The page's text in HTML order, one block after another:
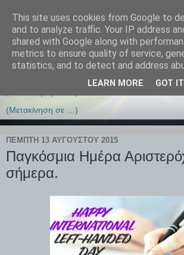
ΠΈΜΠΤΗ 13 ΑΥΓΟΎΣΤΟΥ 2015
Παγκόσμια Ημέρα
σήμερα.
This site uses cookies from Google to
and to analyze traffic. Your IP address
shared with Google along with
metrics to ensure quality of service,
statistics, and to detect and address
LEARN MORE GOT IT